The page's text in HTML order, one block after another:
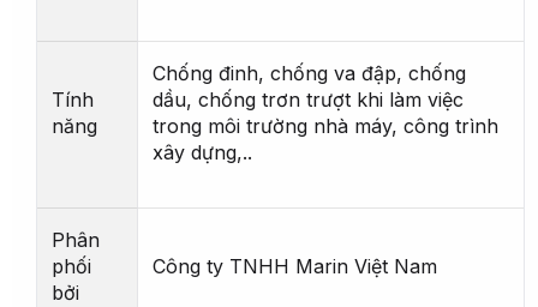
Tính
năng
Chống đinh, chống va đập, chống
dầu, chống trơn trượt khi làm việc
trong môi trường nhà máy, công trình
xây dựng,..
Phân
phối
bởi
Công ty TNHH Marin Việt Nam